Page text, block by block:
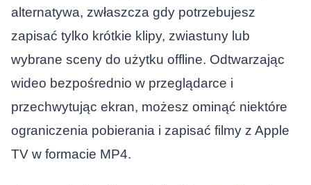
alternatywa, zwłaszcza gdy potrzebujesz
zapisać tylko krótkie klipy, zwiastuny lub
wybrane sceny do użytku offline. Odtwarzając
wideo bezpośrednio w przeglądarce i
przechwytując ekran, możesz ominąć niektóre
ograniczenia pobierania i zapisać filmy z Apple
TV w formacie MP4.